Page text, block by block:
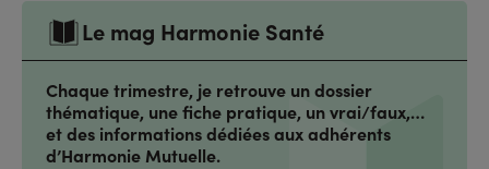
Le mag Harmonie Santé
Chaque trimestre, je retrouve un dossier
thématique, une fiche pratique, un vrai/faux,…
et des informations dédiées aux adhérents
d’Harmonie Mutuelle.